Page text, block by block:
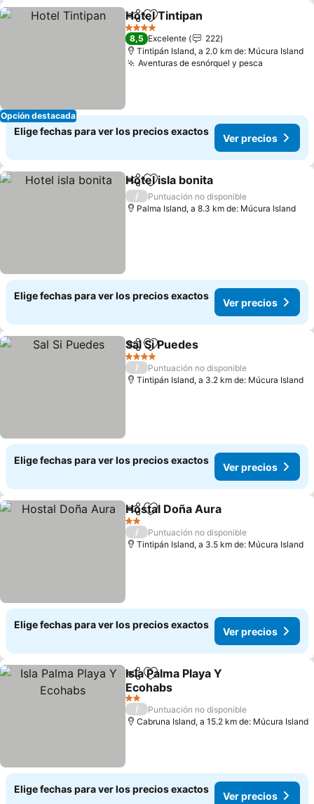
Opción destacada
CompartirAgregar a favoritos
Hotel Tintipan
4 Estrellas
8,5 Excelente
222
Tintipán Island, a 2.0 km de: Múcura Island
Aventuras de esnórquel y pesca
Elige fechas para ver los precios exactos
Ver precios
CompartirAgregar a favoritos
Hotel isla bonita
/
Puntuación no disponible
Palma Island, a 8.3 km de: Múcura Island
Elige fechas para ver los precios exactos
Ver precios
CompartirAgregar a favoritos
Sal Si Puedes
4 Estrellas
/
Puntuación no disponible
Tintipán Island, a 3.2 km de: Múcura Island
Elige fechas para ver los precios exactos
Ver precios
CompartirAgregar a favoritos
Hostal Doña Aura
2 Estrellas
/
Puntuación no disponible
Tintipán Island, a 3.5 km de: Múcura Island
Elige fechas para ver los precios exactos
Ver precios
CompartirAgregar a favoritos
Isla Palma Playa Y
Ecohabs
Ver precios
2 Estrellas
/
Puntuación no disponible
Cabruna Island, a 15.2 km de: Múcura Island
Elige fechas para ver los precios exactos
Ver precios